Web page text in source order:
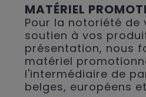
MATÉRIEL
Pour la notoriété de
soutien à vos
présentation, nous
matériel
l'intermédiaire de
belges, européens